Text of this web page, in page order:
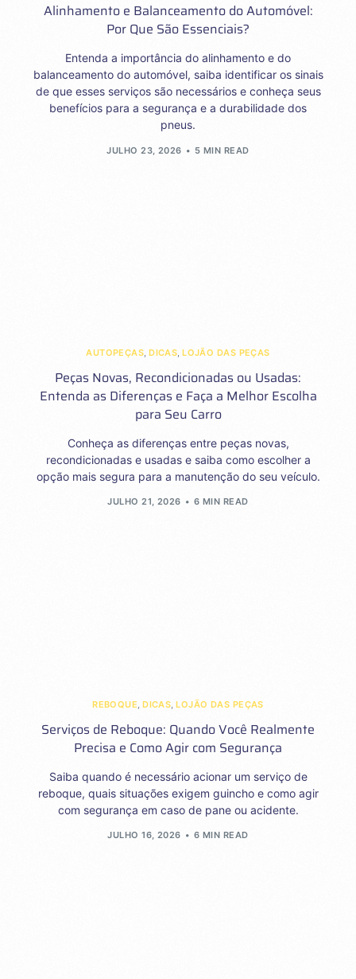
Alinhamento e Balanceamento do Automóvel:
Por Que São Essenciais?
Entenda a importância do alinhamento e do
balanceamento do automóvel, saiba identificar os sinais
de que esses serviços são necessários e conheça seus
benefícios para a segurança e a durabilidade dos
pneus.
JULHO 23, 2026 5 MIN READ
AUTOPEÇAS,DICAS,LOJÃO DAS PEÇAS
Peças Novas, Recondicionadas ou Usadas:
Entenda as Diferenças e Faça a Melhor Escolha
para Seu Carro
Conheça as diferenças entre peças novas,
recondicionadas e usadas e saiba como escolher a
opção mais segura para a manutenção do seu veículo.
JULHO 21, 2026 6 MIN READ
REBOQUE ,DICAS ,LOJÃO DAS PEÇAS
Serviços de Reboque: Quando Você Realmente
Precisa e Como Agir com Segurança
Saiba quando é necessário acionar um serviço de
reboque, quais situações exigem guincho e como agir
com segurança em caso de pane ou acidente.
JULHO 16, 2026 6 MIN READ